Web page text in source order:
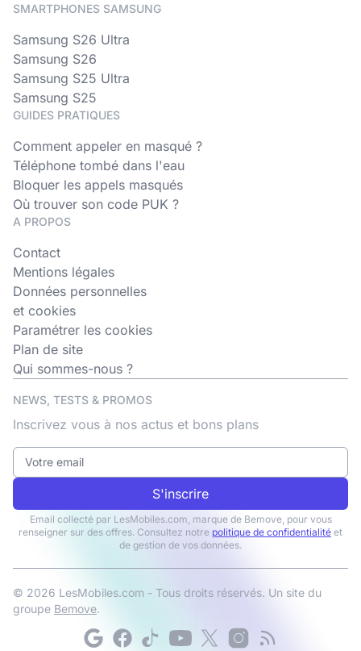
SMARTPHONES SAMSUNG
Samsung S26 Ultra
Samsung S26
Samsung S25 Ultra
Samsung S25
GUIDES PRATIQUES
Comment appeler en masqué ?
Téléphone tombé dans l'eau
Bloquer les appels masqués
Où trouver son code PUK ?
A PROPOS
Contact
Mentions légales
Données personnelles
et cookies
Paramétrer les cookies
Plan de site
Qui sommes-nous ?
NEWS, TESTS & PROMOS
Inscrivez vous à nos actus et bons plans
S'inscrire
Email collecté par LesMobiles.com, marque de Bemove, pour vous
renseigner sur des offres. Consultez notre politique de confidentialité et
de gestion de vos données.
© 2026 LesMobiles.com - Tous droits réservés. Un site du
groupe Bemove.